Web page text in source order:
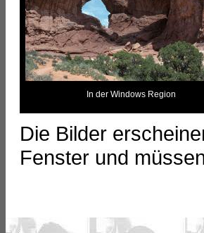
In der Windows Region
Die Bilder
Fenster und